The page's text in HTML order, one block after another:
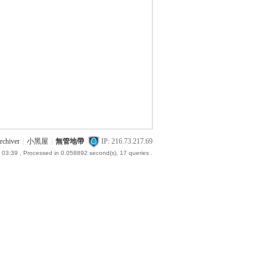
小黑屋 無管地帶 IP: 216.73.217.69
03:39 , Processed in 0.058892 second(s), 17 queries .